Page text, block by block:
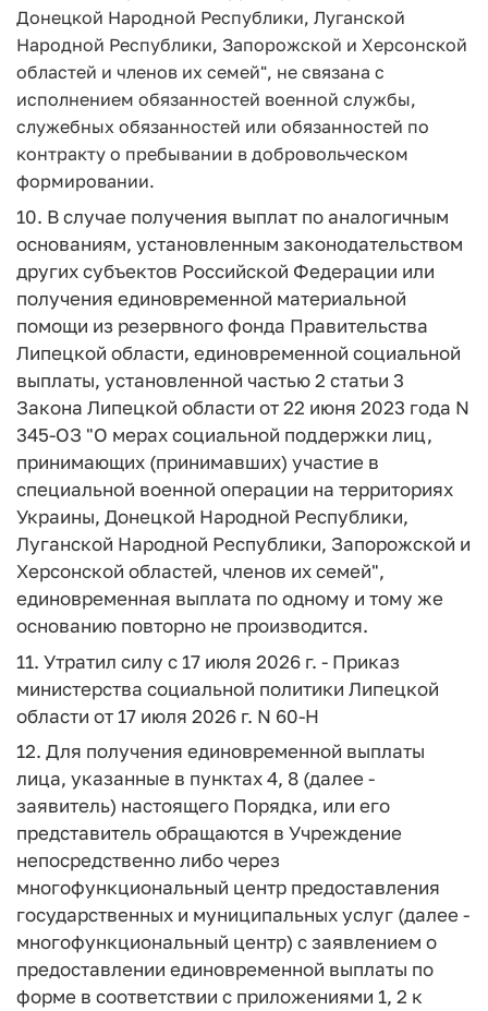
Донецкой Народной Республики, Луганской
Народной Республики, Запорожской и Херсонской
областей и членов их семей", не связана с
исполнением обязанностей военной службы,
служебных обязанностей или обязанностей по
контракту о пребывании в добровольческом
формировании.
10. В случае получения выплат по аналогичным
основаниям, установленным законодательством
других субъектов Российской Федерации или
получения единовременной материальной
помощи из резервного фонда Правительства
Липецкой области, единовременной социальной
выплаты, установленной частью 2 статьи 3
Закона Липецкой области от 22 июня 2023 года N
345-ОЗ "О мерах социальной поддержки лиц,
принимающих (принимавших) участие в
специальной военной операции на территориях
Украины, Донецкой Народной Республики,
Луганской Народной Республики, Запорожской и
Херсонской областей, членов их семей",
единовременная выплата по одному и тому же
основанию повторно не производится.
11. Утратил силу с 17 июля 2026 г. - Приказ
министерства социальной политики Липецкой
области от 17 июля 2026 г. N 60-Н
12. Для получения единовременной выплаты
лица, указанные в пунктах 4, 8 (далее -
заявитель) настоящего Порядка, или его
представитель обращаются в Учреждение
непосредственно либо через
многофункциональный центр предоставления
государственных и муниципальных услуг (далее -
многофункциональный центр) с заявлением о
предоставлении единовременной выплаты по
форме в соответствии с приложениями 1, 2 к